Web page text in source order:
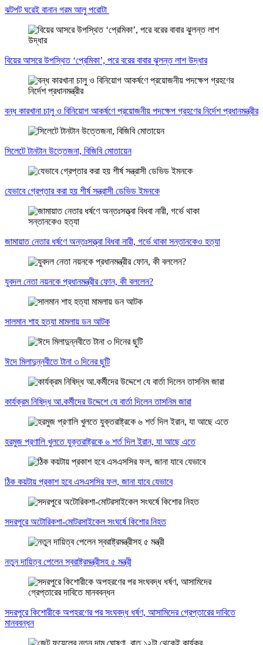
ঝটপট ঘরেই বানান গরম আলু পরোটা
বিয়ের আসরে উপস্থিত ‘প্রেমিকা’, পরে বরের বাবার ঝুলন্ত লাশ উদ্ধার
বন্ধ কারখানা চালু ও বিনিয়োগ আকর্ষণে প্রয়োজনীয় পদক্ষেপ গ্রহণের নির্দেশ প্রধানমন্ত্রীর
সিলেটে টানটান উত্তেজনা, বিজিবি মোতায়েন
যেভাবে গ্রেপ্তার করা হয় শীর্ষ সন্ত্রাসী ডেভিড ইমনকে
জামায়াত নেতার ধর্ষণে অন্তঃসত্ত্বা বিধবা নারী, গর্ভে থাকা সন্তানকেও হত্যা
যুবদল নেতা নয়নকে প্রধানমন্ত্রীর ফোন, কী বললেন?
সালমান শাহ হত্যা মামলায় ডন আটক
ঈদে মিলাদুন্নবীতে টানা ৩ দিনের ছুটি
কার্যক্রম নিষিদ্ধ আ.কর্মীদের উদ্দেশে যে বার্তা দিলেন তাসনিম জারা
হরমুজ প্রণালি খুলতে যুক্তরাষ্ট্রকে ৬ শর্ত দিল ইরান, যা আছে এতে
ঠিক কয়টায় প্রকাশ হবে এসএসসির ফল, জানা যাবে যেভাবে
সদরপুরে অটোরিকশা-মোটরসাইকেল সংঘর্ষে কিশোর নিহত
নতুন দায়িত্ব পেলেন স্বরাষ্ট্রমন্ত্রীসহ ৫ মন্ত্রী
সদরপুরে কিশোরীকে অপহরণের পর সংঘবদ্ধ ধর্ষণ, আসামিদের গ্রেপ্তারের দাবিতে
মানববন্ধন